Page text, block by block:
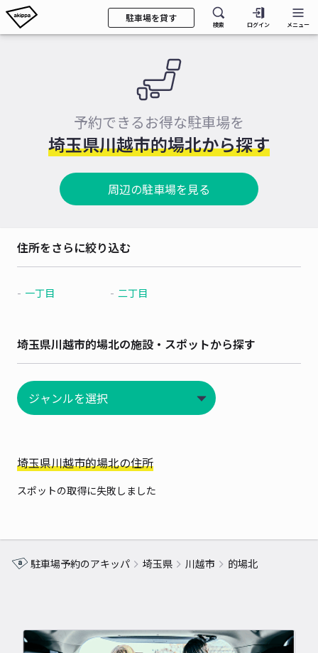
駐車場を貸す
検索 ログイン メニュー
予約できるお得な駐車場を
埼玉県川越市的場北から探す
周辺の駐車場を見る
住所をさらに絞り込む
一丁目 二丁目
埼玉県川越市的場北の施設・スポットから探す
埼玉県川越市的場北の住所
スポットの取得に失敗しました
駐車場予約のアキッパ 埼玉県 川越市 的場北